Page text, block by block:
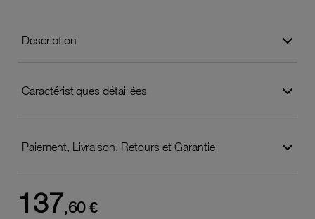
Description
Caractéristiques détaillées
Paiement, Livraison, Retours et Garantie
137,60 €